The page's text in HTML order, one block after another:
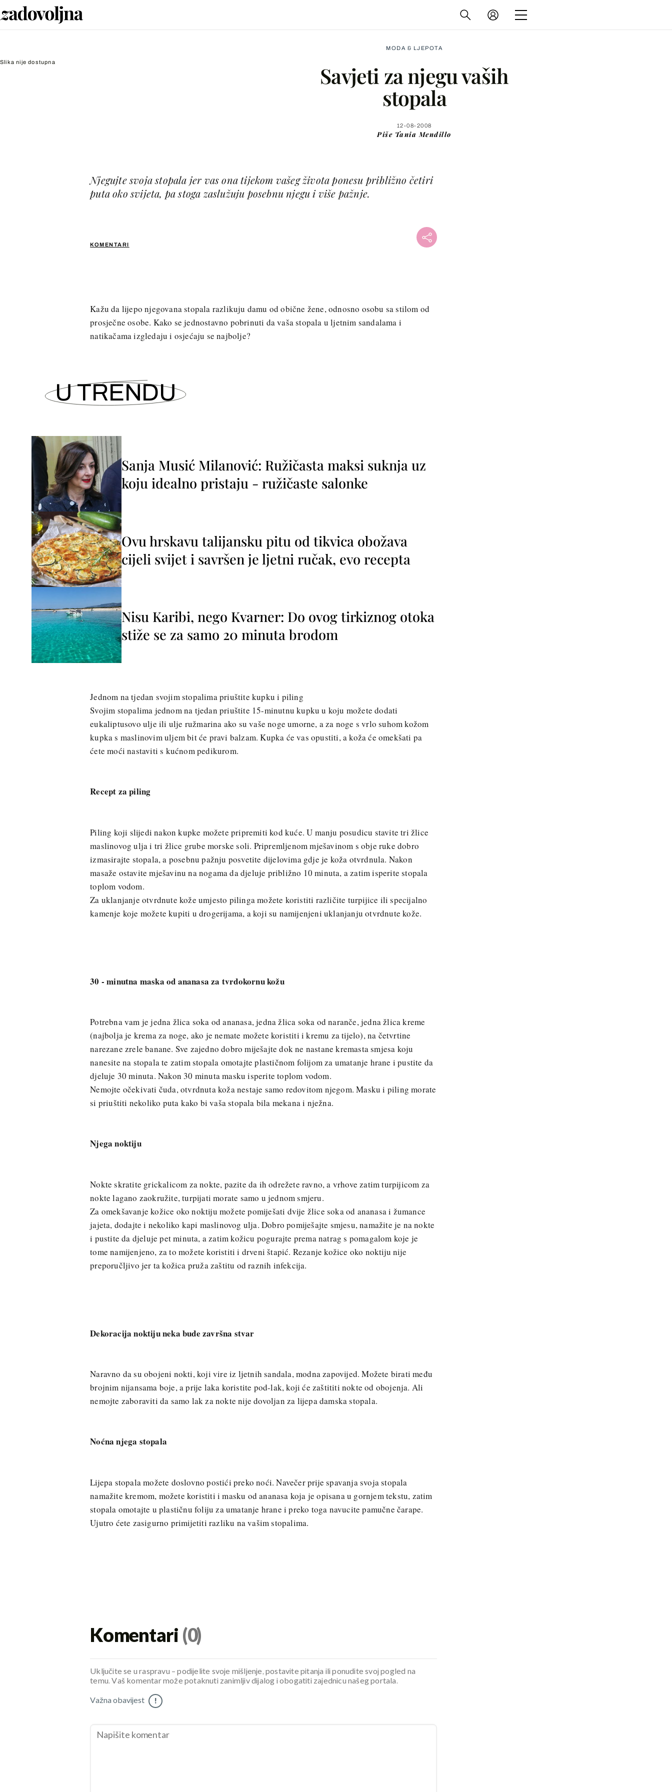
Slika nije dostupna
MODA & LJEPOTA
Savjeti za njegu vaših
stopala
12-08-2008
Piše Tania Mendillo
KOMENTARI
Njegujte svoja stopala jer vas ona tijekom vašeg života ponesu približno četiri
puta oko svijeta, pa stoga zaslužuju posebnu njegu i više pažnje.
WhatsApp
Kažu da lijepo njegovana stopala razlikuju damu od obične žene, odnosno osobu sa stilom od
prosječne osobe. Kako se jednostavno pobrinuti da vaša stopala u ljetnim sandalama i
natikačama izgledaju i osjećaju se najbolje?
U TRENDU
Sanja Musić Milanović: Ružičasta maksi suknja uz
koju idealno pristaju - ružičaste salonke
Ovu hrskavu talijansku pitu od tikvica obožava
cijeli svijet i savršen je ljetni ručak, evo recepta
Nisu Karibi, nego Kvarner: Do ovog tirkiznog otoka
stiže se za samo 20 minuta brodom
Jednom na tjedan svojim stopalima priuštite kupku i piling
Svojim stopalima jednom na tjedan priuštite 15-minutnu kupku u koju možete dodati
eukaliptusovo ulje ili ulje ružmarina ako su vaše noge umorne, a za noge s vrlo suhom kožom
kupka s maslinovim uljem bit će pravi balzam. Kupka će vas opustiti, a koža će omekšati pa
ćete moći nastaviti s kućnom pedikurom.
Recept za piling
Piling koji slijedi nakon kupke možete pripremiti kod kuće. U manju posudicu stavite tri žlice
maslinovog ulja i tri žlice grube morske soli. Pripremljenom mješavinom s obje ruke dobro
izmasirajte stopala, a posebnu pažnju posvetite dijelovima gdje je koža otvrdnula. Nakon
masaže ostavite mješavinu na nogama da djeluje približno 10 minuta, a zatim isperite stopala
toplom vodom.
Za uklanjanje otvrdnute kože umjesto pilinga možete koristiti različite turpijice ili specijalno
kamenje koje možete kupiti u drogerijama, a koji su namijenjeni uklanjanju otvrdnute kože.
30 - minutna maska od ananasa za tvrdokornu kožu
Potrebna vam je jedna žlica soka od ananasa, jedna žlica soka od naranče, jedna žlica kreme
(najbolja je krema za noge, ako je nemate možete koristiti i kremu za tijelo), na četvrtine
narezane zrele banane. Sve zajedno dobro miješajte dok ne nastane kremasta smjesa koju
nanesite na stopala te zatim stopala omotajte plastičnom folijom za umatanje hrane i pustite da
djeluje 30 minuta. Nakon 30 minuta masku isperite toplom vodom.
Nemojte očekivati čuda, otvrdnuta koža nestaje samo redovitom njegom. Masku i piling morate
si priuštiti nekoliko puta kako bi vaša stopala bila mekana i nježna.
Njega noktiju
Nokte skratite grickalicom za nokte, pazite da ih odrežete ravno, a vrhove zatim turpijicom za
nokte lagano zaokružite, turpijati morate samo u jednom smjeru.
Za omekšavanje kožice oko noktiju možete pomiješati dvije žlice soka od ananasa i žumance
jajeta, dodajte i nekoliko kapi maslinovog ulja. Dobro pomiješajte smjesu, namažite je na nokte
i pustite da djeluje pet minuta, a zatim kožicu pogurajte prema natrag s pomagalom koje je
tome namijenjeno, za to možete koristiti i drveni štapić. Rezanje kožice oko noktiju nije
preporučljivo jer ta kožica pruža zaštitu od raznih infekcija.
Dekoracija noktiju neka bude završna stvar
Naravno da su obojeni nokti, koji vire iz ljetnih sandala, modna zapovijed. Možete birati među
brojnim nijansama boje, a prije laka koristite pod-lak, koji će zaštititi nokte od obojenja. Ali
nemojte zaboraviti da samo lak za nokte nije dovoljan za lijepa damska stopala.
Noćna njega stopala
Lijepa stopala možete doslovno postići preko noći. Navečer prije spavanja svoja stopala
namažite kremom, možete koristiti i masku od ananasa koja je opisana u gornjem tekstu, zatim
stopala omotajte u plastičnu foliju za umatanje hrane i preko toga navucite pamučne čarape.
Ujutro ćete zasigurno primijetiti razliku na vašim stopalima.
Komentari (0)
Uključite se u raspravu – podijelite svoje mišljenje, postavite pitanja ili ponudite svoj pogled na
temu. Vaš komentar može potaknuti zanimljiv dijalog i obogatiti zajednicu našeg portala.
Važna obavijest !